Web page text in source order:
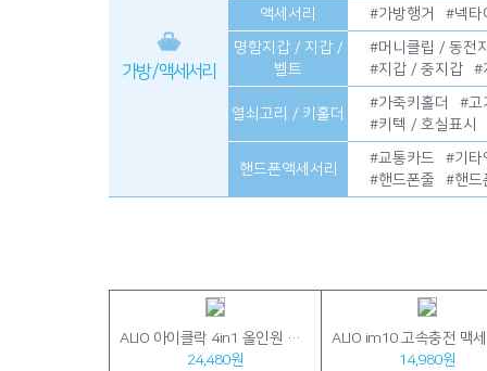
가방 / 액세서리
액세서리
#가방행거 #넥타
명함지갑 / 지갑 /
벨트
#머니클립 / 동전
#지갑 / 중지갑 #
열쇠고리 / 키홀더
#가죽키홀더 #고
#키텍 / 호실표시
핸드폰액세서리
#교통카드 #기타
#핸드폰줄 #핸드
ALIO 아이클락 4in1 올인원 고속무선충전기(애플&갤럭시워치공용)
24,480원
14,980원